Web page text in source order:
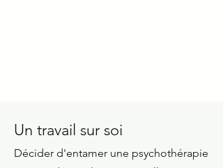
Un travail sur soi
Décider d'entamer une psychothérapie